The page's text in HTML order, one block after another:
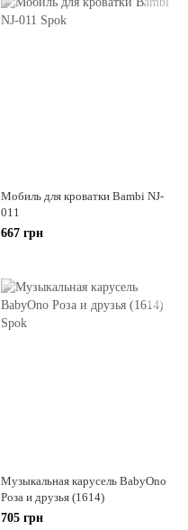
Мобиль для кроватки Bambi NJ-
011
667 грн
Музыкальная карусель BabyOno
Роза и друзья (1614)
705 грн